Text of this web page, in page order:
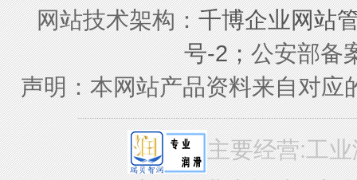
网站技术架构：千博企业网站
号-2；公安部备
声明：本网站产品资料来自对
主要经营:工